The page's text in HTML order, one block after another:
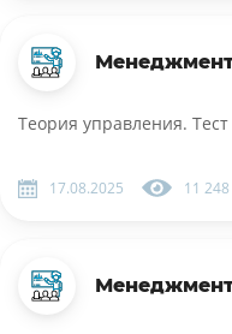
Теория управления.
17.08.2025 11 248